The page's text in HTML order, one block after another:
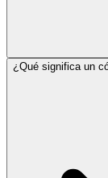
¿Qué significa un